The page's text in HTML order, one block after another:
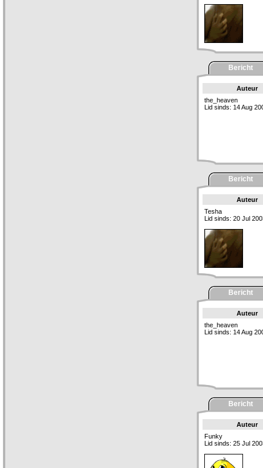
Bericht
Auteur
the_heaven
Lid sinds: 14 Aug
Bericht
Auteur
Tesha
Lid sinds: 20 Jul
Bericht
Auteur
the_heaven
Lid sinds: 14 Aug
Bericht
Auteur
Funky
Lid sinds: 25 Jul